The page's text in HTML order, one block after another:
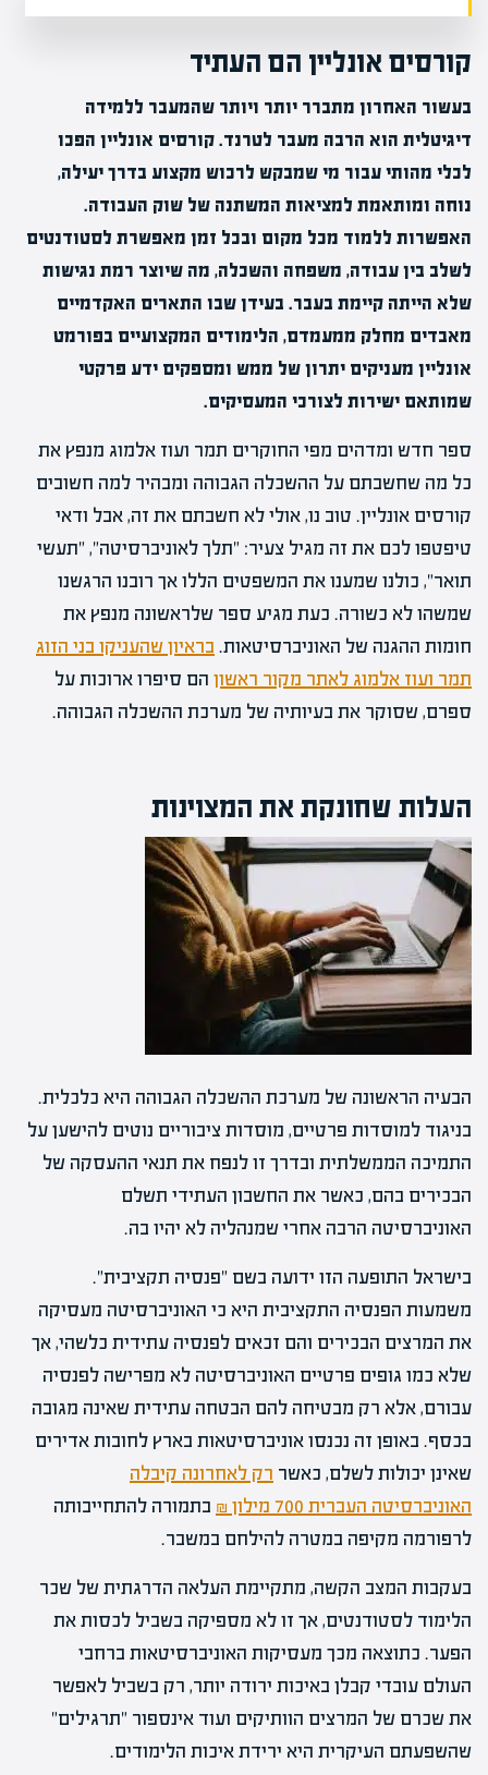
קורסים אונליין הם העתיד
בעשור האחרון מתברר יותר ויותר שהמעבר ללמידה
דיגיטלית הוא הרבה מעבר לטרנד. קורסים אונליין הפכו
לכלי מהותי עבור מי שמבקש לרכוש מקצוע בדרך יעילה,
נוחה ומותאמת למציאות המשתנה של שוק העבודה.
האפשרות ללמוד מכל מקום ובכל זמן מאפשרת לסטודנטים
לשלב בין עבודה, משפחה והשכלה, מה שיוצר רמת נגישות
שלא הייתה קיימת בעבר. בעידן שבו התארים האקדמיים
מאבדים מחלק ממעמדם, הלימודים המקצועיים בפורמט
אונליין מעניקים יתרון של ממש ומספקים ידע פרקטי
שמותאם ישירות לצורכי המעסיקים.
ספר חדש ומדהים מפי החוקרים תמר ועוז אלמוג מנפץ את
כל מה שחשבתם על ההשכלה הגבוהה ומבהיר למה חשובים
קורסים אונליין. טוב נו, אולי לא חשבתם את זה, אבל ודאי
טיפטפו לכם את זה מגיל צעיר: "תלך לאוניברסיטה", "תעשי
תואר", כולנו שמענו את המשפטים הללו אך רובנו הרגשנו
שמשהו לא כשורה. כעת מגיע ספר שלראשונה מנפץ את
חומות ההגנה של האוניברסיטאות. בראיון שהעניקו בני הזוג
תמר ועוז אלמוג לאתר מקור ראשון הם סיפרו ארוכות על
ספרם, שסוקר את בעיותיה של מערכת ההשכלה הגבוהה.
העלות שחונקת את המצוינות
הבעיה הראשונה של מערכת ההשכלה הגבוהה היא כלכלית.
בניגוד למוסדות פרטיים, מוסדות ציבוריים נוטים להישען על
התמיכה הממשלתית ובדרך זו לנפח את תנאי ההעסקה של
הבכירים בהם, כאשר את החשבון העתידי תשלם
האוניברסיטה הרבה אחרי שמנהליה לא יהיו בה.
בישראל התופעה הזו ידועה בשם "פנסיה תקציבית".
משמעות הפנסיה התקציבית היא כי האוניברסיטה מעסיקה
את המרצים הבכירים והם זכאים לפנסיה עתידית כלשהי, אך
שלא כמו גופים פרטיים האוניברסיטה לא מפרישה לפנסיה
עבורם, אלא רק מבטיחה להם הבטחה עתידית שאינה מגובה
בכסף. באופן זה נכנסו אוניברסיטאות בארץ לחובות אדירים
שאינן יכולות לשלם, כאשר רק לאחרונה קיבלה
האוניברסיטה העברית 700 מילון ₪
בתמורה להתחייבותה
לרפורמה מקיפה במטרה להילחם במשבר.
בעקבות המצב הקשה, מתקיימת העלאה הדרגתית של שכר
הלימוד לסטודנטים, אך זו לא מספיקה בשביל לכסות את
הפער. כתוצאה מכך מעסיקות האוניברסיטאות ברחבי
העולם עובדי קבלן באיכות ירודה יותר, רק בשביל לאפשר
את שכרם של המרצים הוותיקים ועוד אינספור "תרגילים"
שהשפעתם העיקרית היא ירידת איכות הלימודים.